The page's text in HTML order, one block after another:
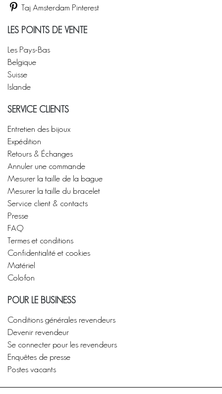
Taj Amsterdam Pinterest
LES POINTS DE VENTE
Les Pays-Bas
Belgique
Suisse
Islande
SERVICE CLIENTS
Entretien des bijoux
Expédition
Retours & Échanges
Annuler une commande
Mesurer la taille de la bague
Mesurer la taille du bracelet
Service client & contacts
Presse
FAQ
Termes et conditions
Confidentialité et cookies
Matériel
Colofon
POUR LE BUSINESS
Conditions générales revendeurs
Devenir revendeur
Se connecter pour les revendeurs
Enquêtes de presse
Postes vacants